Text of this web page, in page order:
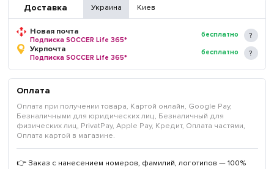
Доставка Украина Киев
Новая почта
Подписка SOCCER Life 365*
бесплатно
Укрпочта
Подписка SOCCER Life 365*
бесплатно
Оплата
Оплата при получении товара, Картой онлайн, Google Pay,
Безналичными для юридических лиц, Безналичный для
физических лиц, PrivatPay, Apple Pay, Кредит, Оплата частями,
Оплата картой в магазине.
👉 Заказ с нанесением номеров, фамилий, логотипов — 100%